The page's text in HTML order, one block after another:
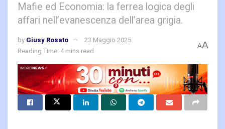
Mafie ed Economia: la ferrea logica degli
affari nell’evanescenza dell’area grigia.
by Giusy Rosato
23 Maggio 2025
Reading Time: 4 mins read
AA